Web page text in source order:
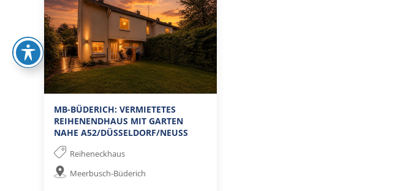
MB-BÜDERICH: VERMIETETES
REIHENENDHAUS MIT GARTEN
NAHE A52/DÜSSELDORF/NEUSS
Reiheneckhaus
Meerbusch-Büderich